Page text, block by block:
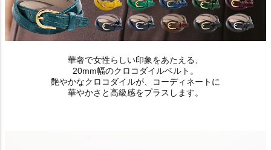
華奢で女性らしい印象をあたえる、
20mm幅のクロコダイルベルト。
艶やかなクロコダイルが、コーディネートに
華やかさと高級感をプラスします。